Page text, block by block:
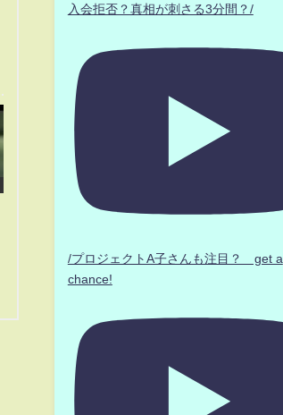
入会拒否？真相が刺さる3分間？/
/プロジェクトA子さんも注目？ get a
chance!